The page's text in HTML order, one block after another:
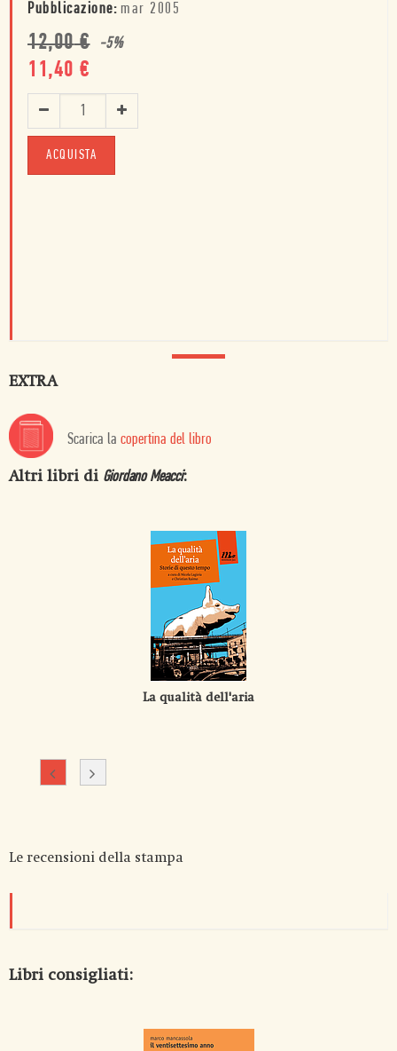
Pubblicazione: mar 2005
12,00€ -5%
11,40 €
ACQUISTA
EXTRA
Scarica la copertina del libro
Altri libri di Giordano Meacci:
La qualità dell'aria
Le recensioni della stampa
Libri consigliati: